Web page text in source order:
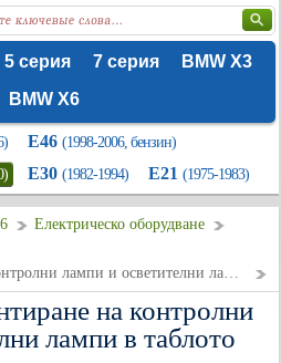
5 серия 7 серия
BMW X3
BMW X6
E46 (1998-2006, бензин)
E30 (1982-1994) E21 (1975-1983)
Електрическо оборудване
Премахване и монтиране на контролни лампи и осветителни лампи в таблото
на контролни
лампи в таблото